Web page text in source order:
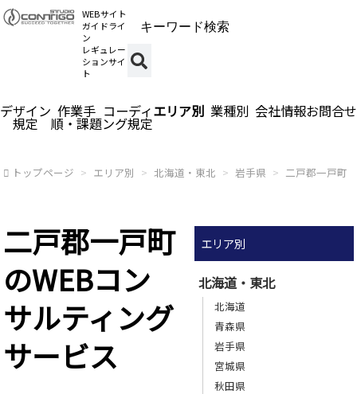
WEBサイト
ガイドライ
ン
レギュレー
ションサイ
ト
デザイン
規定
作業手
順・課題
コーディ
ング規定
エリア別 業種別 会社情報お問合せ
トップページ エリア別 北海道・東北 岩手県 二戸郡一戸町
二戸郡一戸町
のWEBコン
サルティング
サービス
エリア別
北海道・東北
北海道
青森県
岩手県
宮城県
秋田県